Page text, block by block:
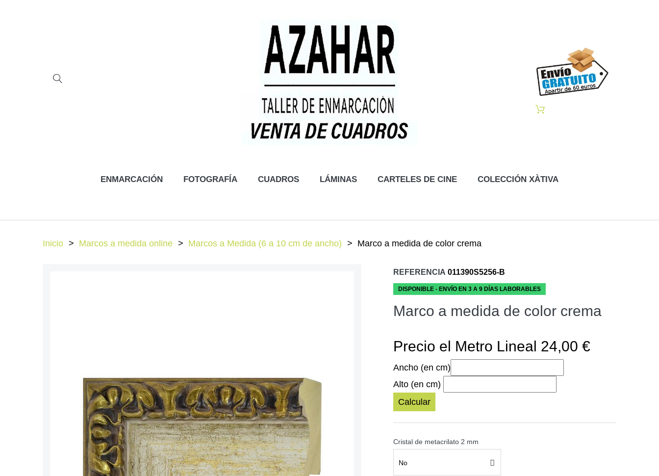
ENMARCACIÓN FOTOGRAFÍA CUADROS LÁMINAS CARTELES DE CINE COLECCIÓN XÀTIVA
Inicio Marcos a medida online Marcos a Medida (6 a 10 cm de ancho) Marco a medida de color crema
REFERENCIA 011390S5256-B
DISPONIBLE - ENVÍO EN 3 A 9 DÍAS LABORABLES
Marco a medida de color crema
Precio el Metro Lineal 24,00 €
Ancho (en cm)
Alto (en cm)
Calcular
Cristal de metacrilato 2 mm
No